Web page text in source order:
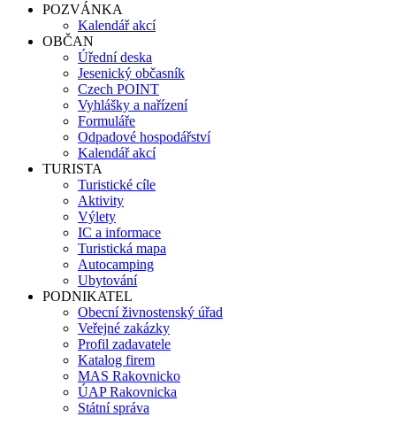
POZVÁNKA
Kalendář akcí
OBČAN
Úřední deska
Jesenický občasník
Czech POINT
Vyhlášky a nařízení
Formuláře
Odpadové hospodářství
Kalendář akcí
TURISTA
Turistické cíle
Aktivity
Výlety
IC a informace
Turistická mapa
Autocamping
Ubytování
PODNIKATEL
Obecní živnostenský úřad
Veřejné zakázky
Profil zadavatele
Katalog firem
MAS Rakovnicko
ÚAP Rakovnicka
Státní správa